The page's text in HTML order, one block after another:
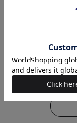
2026.06.26
Wear It Now -On Sale